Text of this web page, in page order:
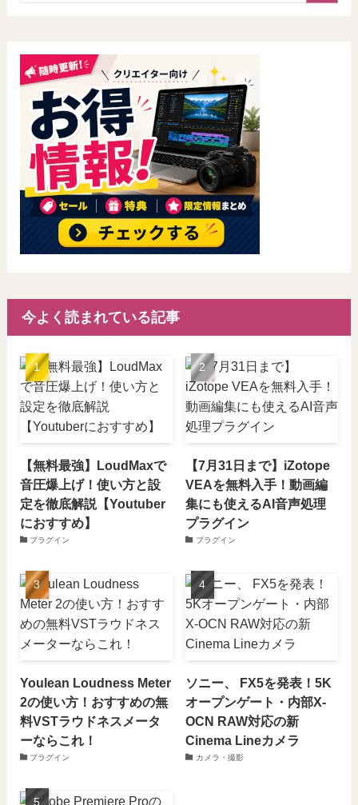
今よく読まれている記事
【無料最強】LoudMaxで
音圧爆上げ！使い方と設
定を徹底解説【Youtuber
におすすめ】
プラグイン
【7月31日まで】iZotope
VEAを無料入手！動画編
集にも使えるAI音声処理
プラグイン
プラグイン
Youlean Loudness Meter
2の使い方！おすすめの無
料VSTラウドネスメータ
ーならこれ！
プラグイン
ソニー、 FX5を発表！5K
オープンゲート・内部X-
OCN RAW対応の新
Cinema Lineカメラ
カメラ・撮影